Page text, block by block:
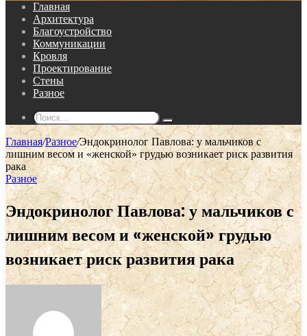
Главная
Архитектура
Благоустройство
Коммуникации
Кровля
Проектирование
Стены
Разное
Поиск...
Главная/Разное/Эндокринолог Павлова: у мальчиков с
лишним весом и «женской» грудью возникает риск развития
рака
Разное
Эндокринолог Павлова: у мальчиков с
лишним весом и «женской» грудью
возникает риск развития рака